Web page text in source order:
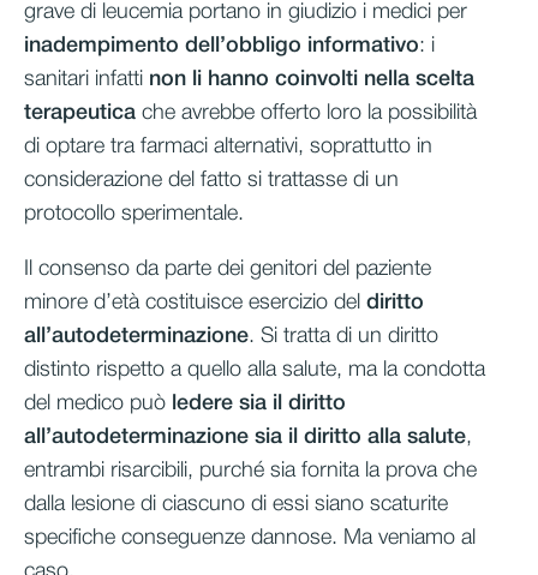
grave di leucemia portano in giudizio i medici per
inadempimento dell’obbligo informativo: i
sanitari infatti non li hanno coinvolti nella scelta
terapeutica che avrebbe offerto loro la possibilità
di optare tra farmaci alternativi, soprattutto in
considerazione del fatto si trattasse di un
protocollo sperimentale.
Il consenso da parte dei genitori del paziente
minore d’età costituisce esercizio del diritto
all’autodeterminazione. Si tratta di un diritto
distinto rispetto a quello alla salute, ma la condotta
del medico può ledere sia il diritto
all’autodeterminazione sia il diritto alla salute,
entrambi risarcibili, purché sia fornita la prova che
dalla lesione di ciascuno di essi siano scaturite
specifiche conseguenze dannose. Ma veniamo al
caso.